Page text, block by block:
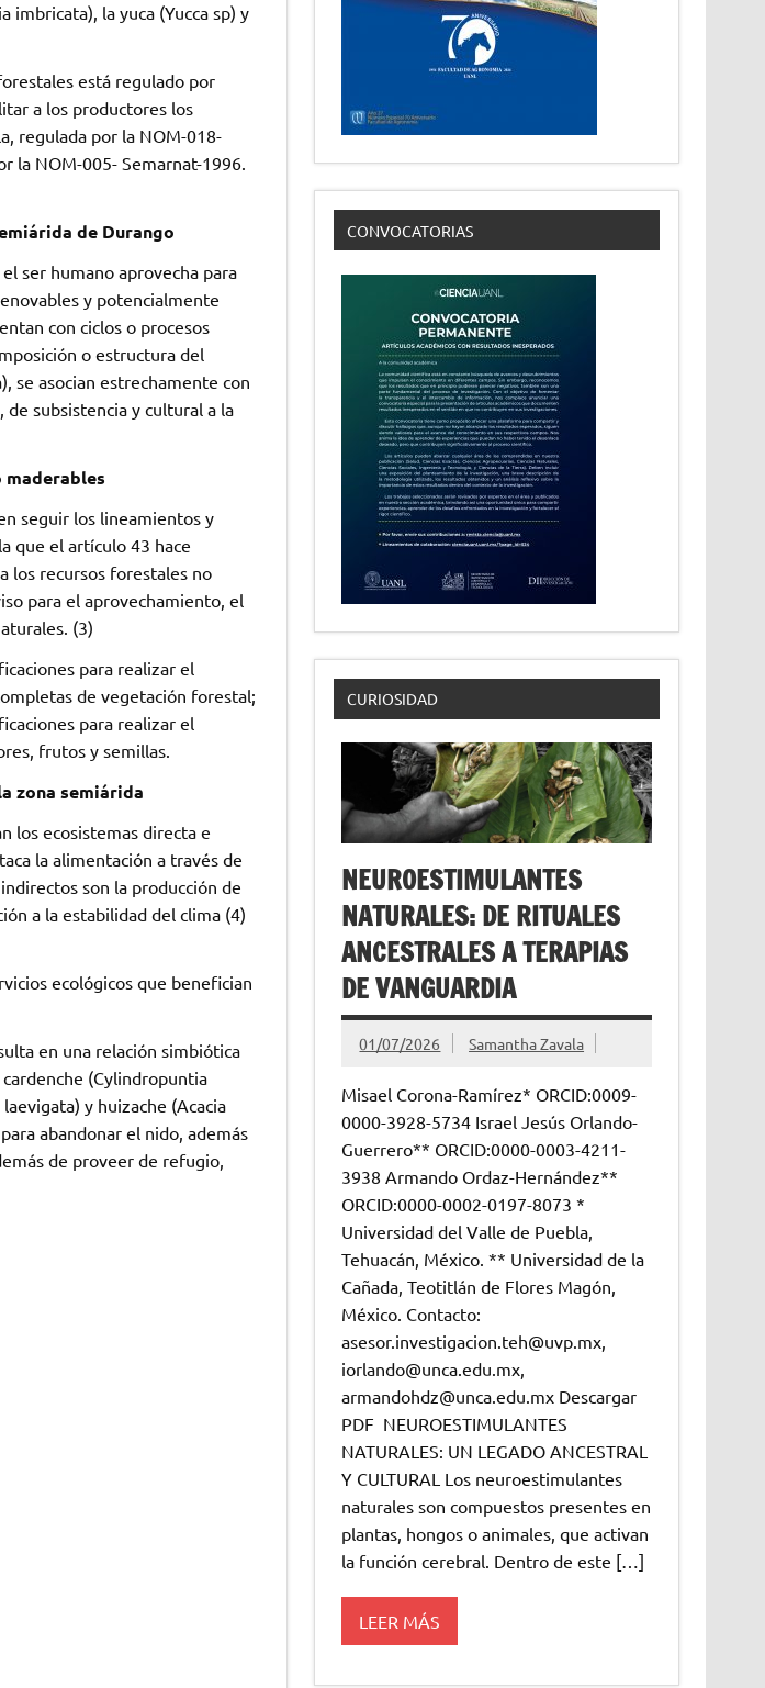
imbricata), la yuca (Yucca sp) y
está regulado por
a los productores los
regulada por la NOM-018-
la NOM-005- Semarnat-1996.
de Durango
ser humano aprovecha para
y potencialmente
con ciclos o procesos
o estructura del
se asocian estrechamente con
subsistencia y cultural a la
seguir los lineamientos y
que el artículo 43 hace
los recursos forestales no
para el aprovechamiento, el
(3)
para realizar el
de vegetación forestal;
para realizar el
frutos y semillas.
zona semiárida
los ecosistemas directa e
la alimentación a través de
son la producción de
a la estabilidad del clima (4)
ecológicos que benefician
en una relación simbiótica
(Cylindropuntia
y huizache (Acacia
abandonar el nido, además
de proveer de refugio,
CONVOCATORIAS
CURIOSIDAD
NEUROESTIMULANTES
NATURALES: DE RITUALES
ANCESTRALES A TERAPIAS
DE VANGUARDIA
01/07/2026 Samantha Zavala
Misael Corona-Ramírez* ORCID:0009-
0000-3928-5734 Israel Jesús Orlando-
Guerrero** ORCID:0000-0003-4211-
3938 Armando Ordaz-Hernández**
ORCID:0000-0002-0197-8073 *
Universidad del Valle de Puebla,
Tehuacán, México. ** Universidad de la
Cañada, Teotitlán de Flores Magón,
México. Contacto:
asesor.investigacion.teh@uvp.mx,
iorlando@unca.edu.mx,
armandohdz@unca.edu.mx Descargar
PDF NEUROESTIMULANTES
NATURALES: UN LEGADO ANCESTRAL
Y CULTURAL Los neuroestimulantes
naturales son compuestos presentes en
plantas, hongos o animales, que activan
la función cerebral. Dentro de este […]
LEER MÁS